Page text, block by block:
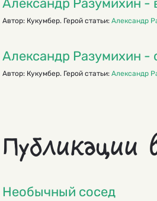
Александр Разумихин -
Автор: Кукумбер. Герой статьи: Александр
Александр Разумихин -
Автор: Кукумбер. Герой статьи: Александр
Публикации
Необычный сосед